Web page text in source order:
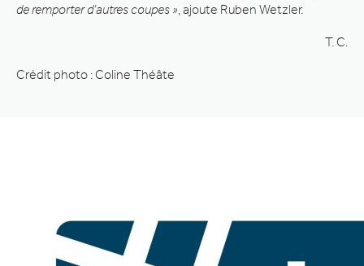
de remporter d’autres coupes » , ajoute Ruben Wetzler.
T. C.
Crédit photo : Coline Théâte